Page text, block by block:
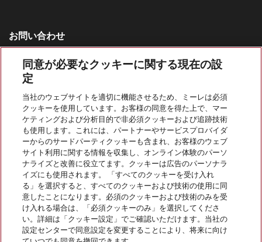
お問い合わせ
お問い合わせ一覧
家庭用製品の営業窓口
カスタマーサービス
0120-310-647
Miele Professionalをフォローする
同意が必要なクッキーに関する現在の設
定
当社のウェブサイトを適切に機能させるため、ミーレは必須
クッキーを使用しています。お客様の同意を得た上で、マー
ケティングおよび分析目的で非必須クッキーおよび追跡技術
も使用します。これには、パートナーやサービスプロバイダ
ーからのサードパーティクッキーも含まれ、お客様のウェブ
サイト利用に関する情報を収集し、オンライン体験のパーソ
ナライズと改善に役立てます。クッキーは広告のパーソナラ
イズにも使用されます。 「すべてのクッキーを受け入れ
る」を選択すると、すべてのクッキーおよび技術の使用に同
意したことになります。必須のクッキーおよび技術のみを受
け入れる場合は、「必須クッキーのみ」を選択してくださ
い。詳細は「クッキー設定」でご確認いただけます。当社の
設定センターで同意設定を変更することにより、将来に向け